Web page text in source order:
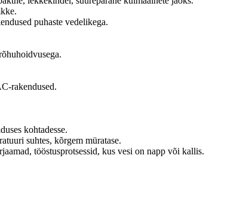
puhaste vedelikega.
rakendused.
kohtadesse.
suhtes, kõrgem müratase.
tööstusprotsessid, kus vesi on napp või kallis.